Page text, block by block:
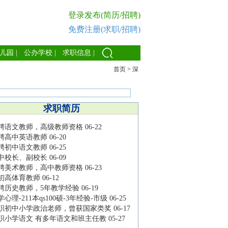
登录发布(简历/招聘)
免费注册(求职/招聘)
园 公办学校 求职信息
首页 > 深
求职简历
语文教师，高级教师资格 06-22
高中英语教师 06-20
初中语文教师 06-25
校长、副校长 06-09
美术教师，高中教师资格 06-23
高体育教师 06-12
历史教师，5年教学经验 06-19
心理-211本qs100硕-3年经验-市级 06-25
初中小学政治老师，曾获国家类奖 06-17
小学语文 有多年语文和班主任教 05-27